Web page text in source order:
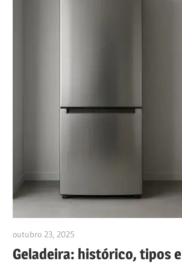
outubro 23, 2025
Geladeira: histórico, tipos e